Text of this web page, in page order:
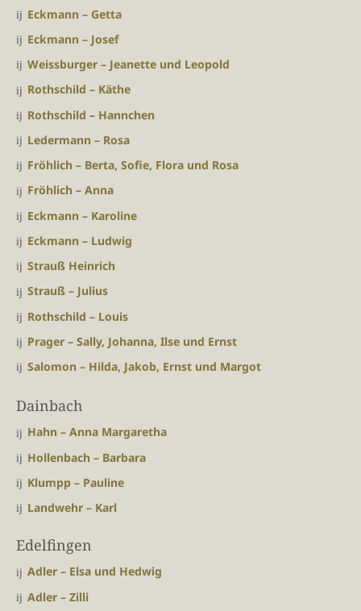
Eckmann – Getta
Eckmann – Josef
Weissburger – Jeanette und Leopold
Rothschild – Käthe
Rothschild – Hannchen
Ledermann – Rosa
Fröhlich – Berta, Sofie, Flora und Rosa
Fröhlich – Anna
Eckmann – Karoline
Eckmann – Ludwig
Strauß Heinrich
Strauß – Julius
Rothschild – Louis
Prager – Sally, Johanna, Ilse und Ernst
Salomon – Hilda, Jakob, Ernst und Margot
Dainbach
Hahn – Anna Margaretha
Hollenbach – Barbara
Klumpp – Pauline
Landwehr – Karl
Edelfingen
Adler – Elsa und Hedwig
Adler – Zilli